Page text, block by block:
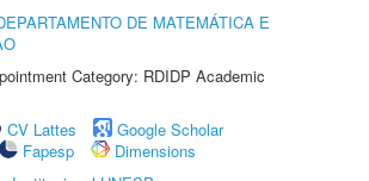
DE MATEMÁTICA E
Category: RDIDP Academic
CV Lattes
Google Scholar
Fapesp
Dimensions